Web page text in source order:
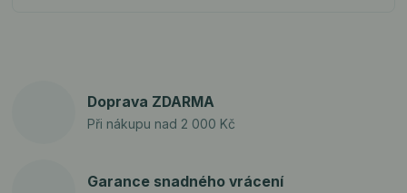
Doprava ZDARMA
Při nákupu nad 2 000 Kč
Garance snadného vrácení